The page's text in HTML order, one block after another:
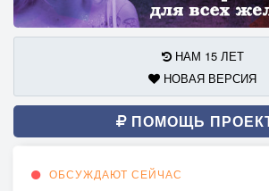
НАМ 15 ЛЕТ
НОВАЯ ВЕРСИЯ
ПОМОЩЬ
ОБСУЖДАЮТ СЕЙЧАС